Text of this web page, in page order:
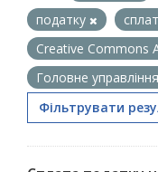
податку
Creative Commons
Головне
Фільтрувати